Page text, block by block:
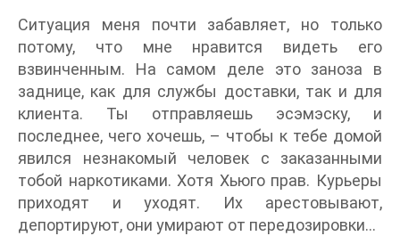
Ситуация меня почти забавляет, но только
потому, что мне нравится видеть его
взвинченным. На самом деле это заноза в
заднице, как для службы доставки, так и для
клиента. Ты отправляешь эсэмэску, и
последнее, чего хочешь, – чтобы к тебе домой
явился незнакомый человек с заказанными
тобой наркотиками. Хотя Хьюго прав. Курьеры
приходят и уходят. Их арестовывают,
депортируют, они умирают от передозировки…